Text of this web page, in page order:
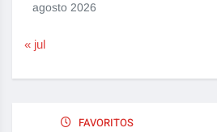
agosto 2026
« jul
FAVORITOS